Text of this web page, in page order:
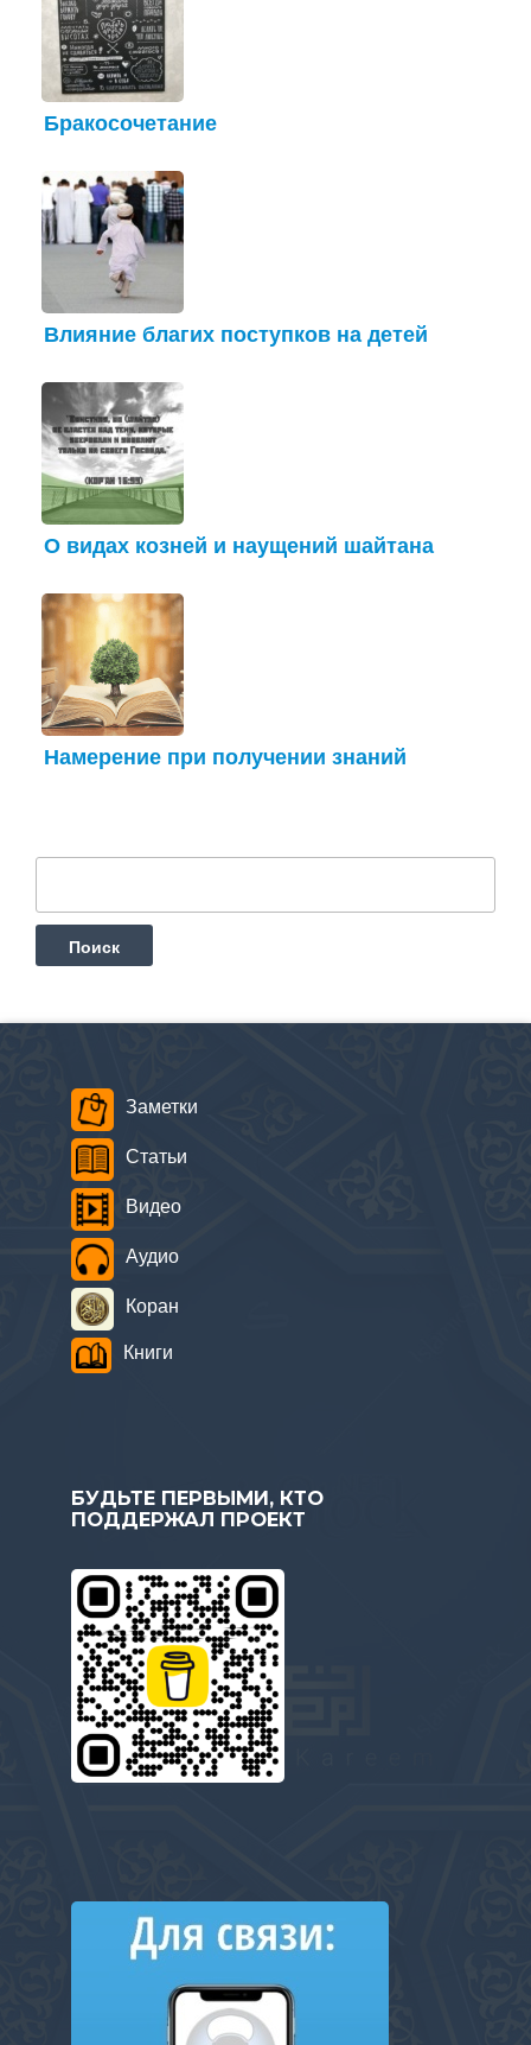
Бракосочетание
Влияние благих поступков на детей
О видах козней и наущений шайтана
Намерение при получении знаний
Заметки
Статьи
Видео
Аудио
Коран
Книги
БУДЬТЕ ПЕРВЫМИ, КТО
ПОДДЕРЖАЛ ПРОЕКТ